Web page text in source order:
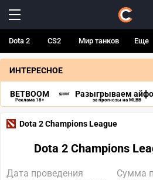
Dota 2 CS2 Мир танков Еще
ИНТЕРЕСНОЕ
BETBOOM
Реклама 18+
Разыгрываем
за прогнозы на MLBB
Dota 2 Champions League
Dota 2 Champions
Дата проведения
Сумма